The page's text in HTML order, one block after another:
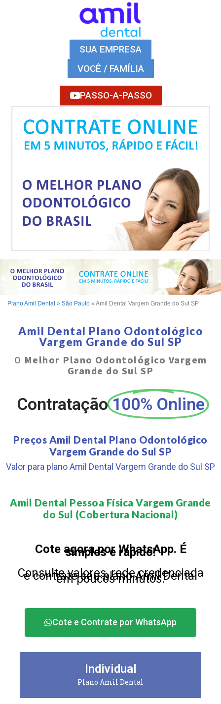
SUA EMPRESA
VOCÊ / FAMÍLIA
PASSO-A-PASSO
Plano Amil Dental » São Paulo » Amil Dental Vargem Grande do Sul SP
Amil Dental Plano Odontológico
Vargem Grande do Sul SP
O Melhor Plano Odontológico Vargem
Grande do Sul SP
Contratação 100% Online
Preços Amil Dental Plano Odontológico
Vargem Grande do Sul SP
Valor para plano Amil Dental Vargem Grande do Sul SP
Amil Dental Pessoa Física Vargem Grande
do Sul (Cobertura Nacional)​
Cote agora por WhatsApp. É
simples e rápido!
Consulte valores, rede credenciada
e contrate seu plano Amil Dental
em poucos minutos.
Cote e Contrate por WhatsApp
Individual
Plano Amil Dental